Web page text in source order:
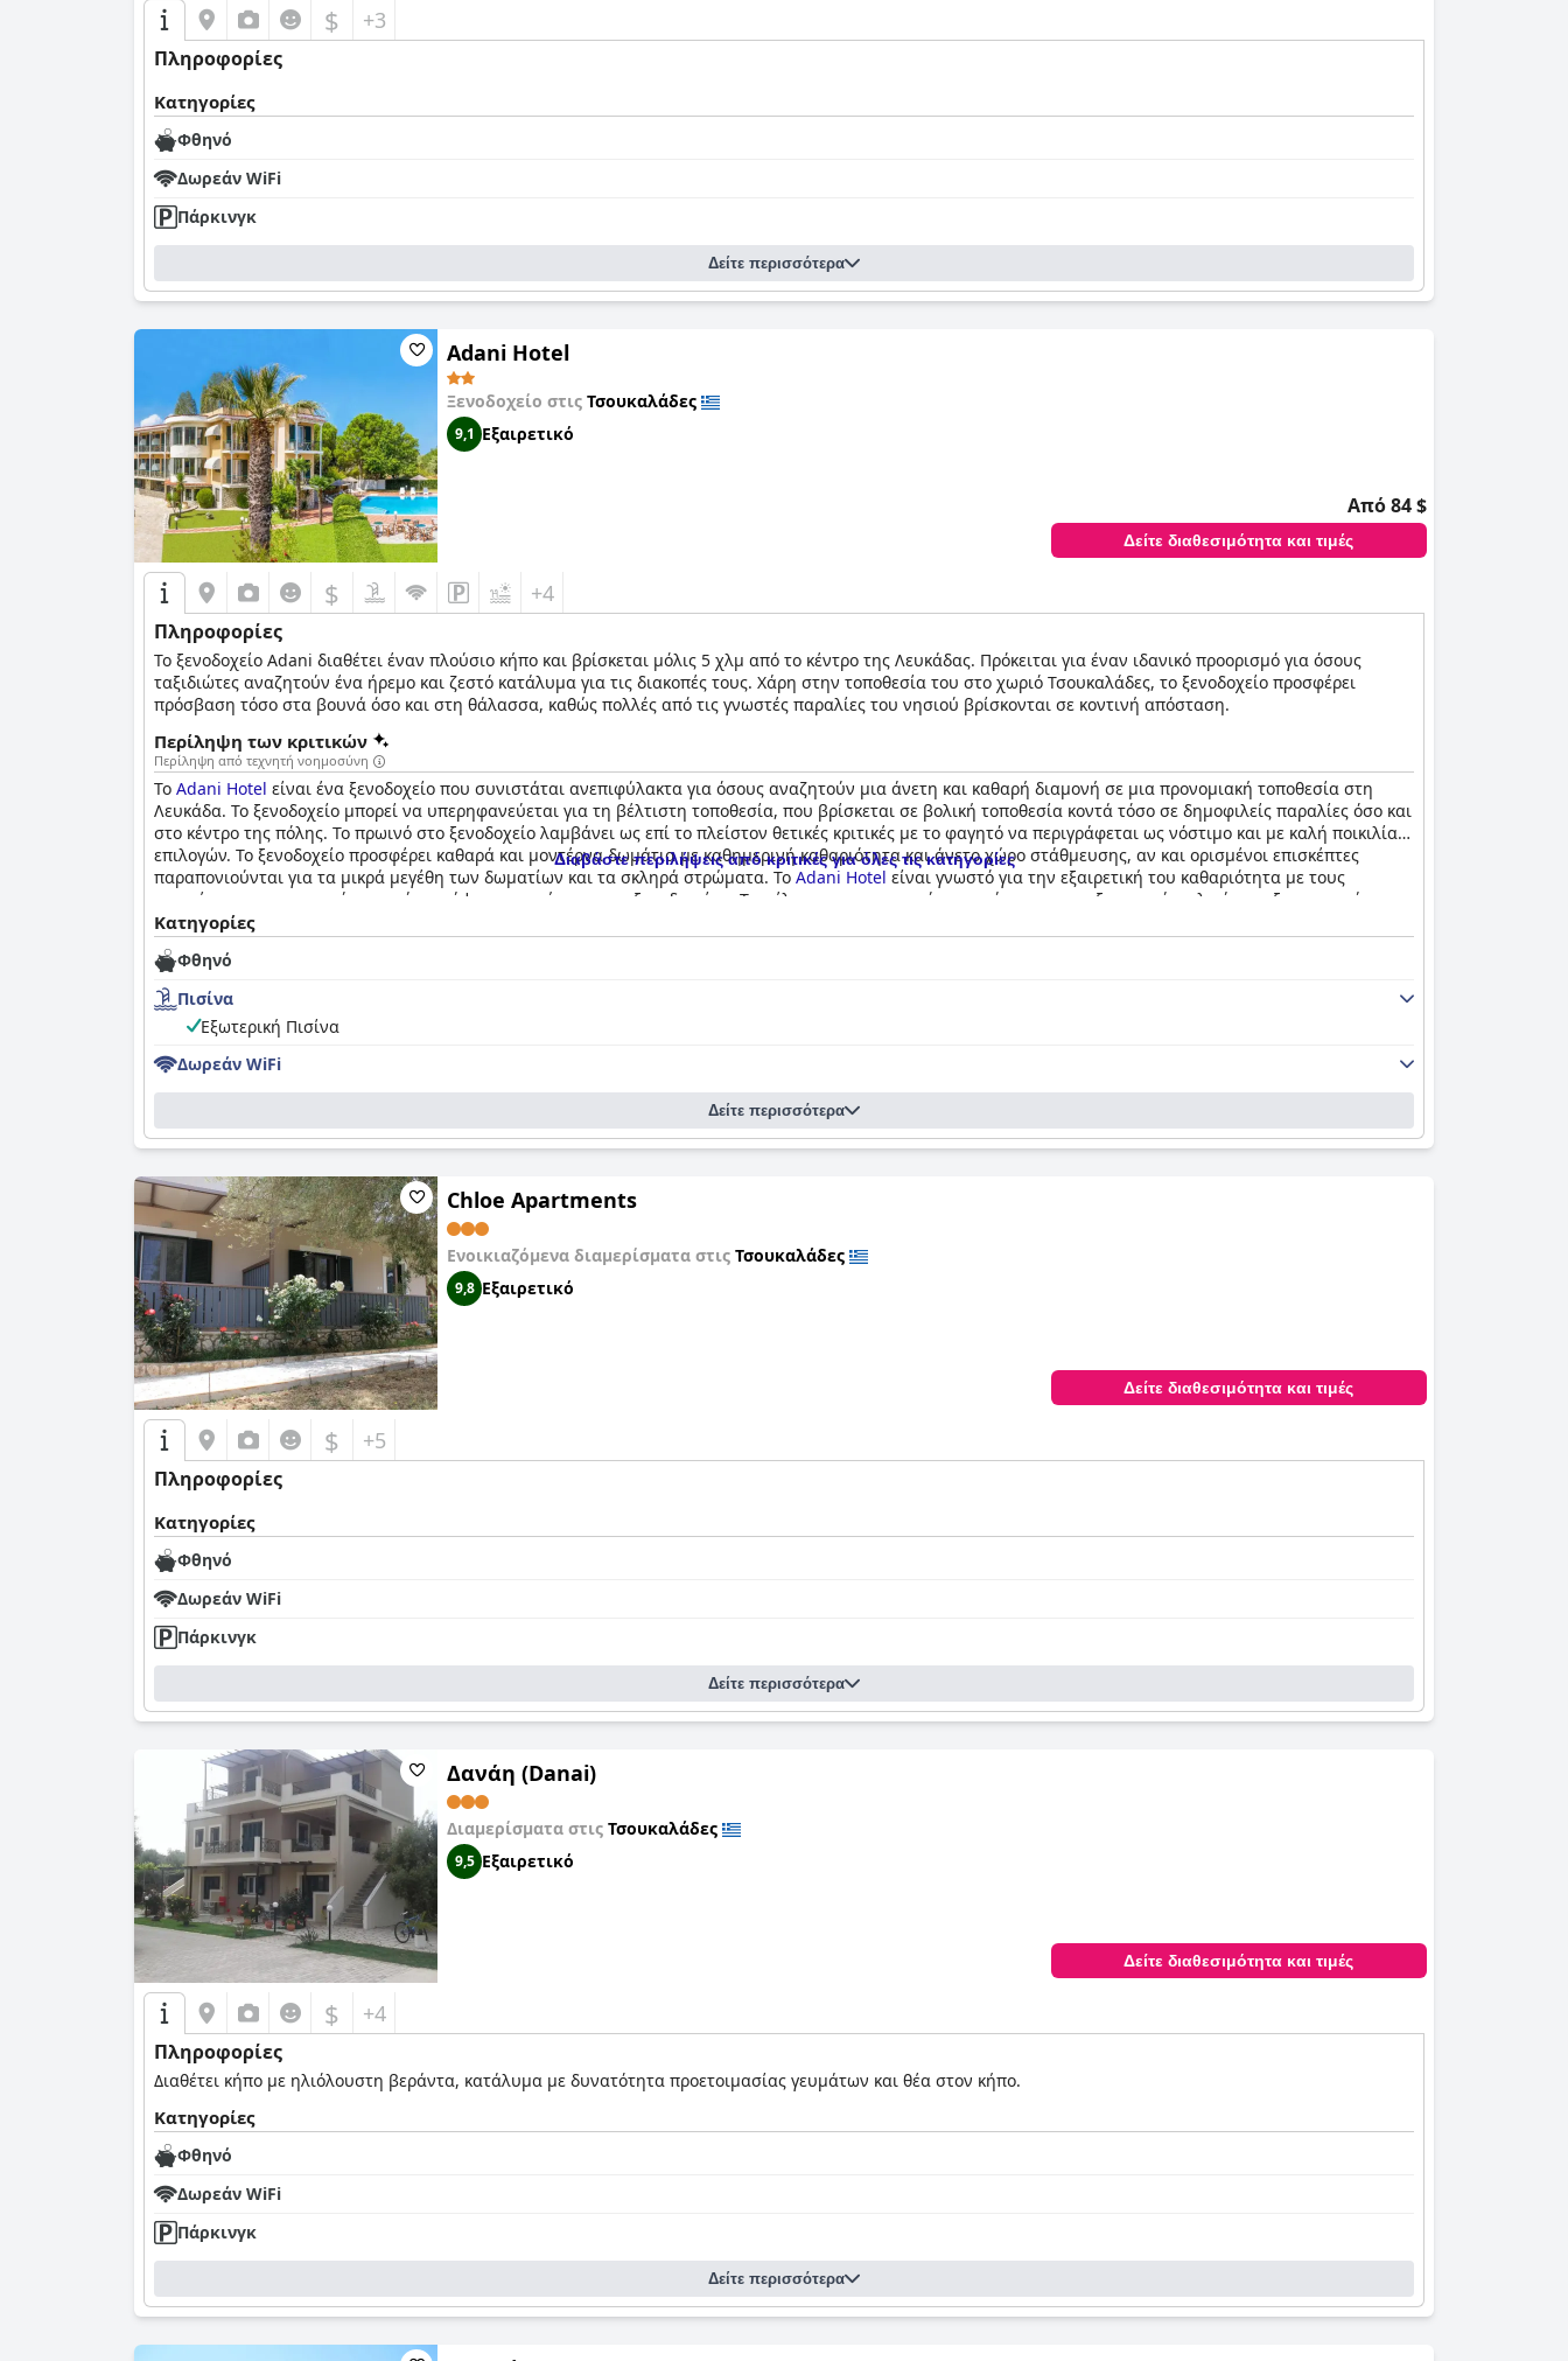
$ +3
Πληροφορίες
Κατηγορίες
Φθηνό
Δωρεάν WiFi
Πάρκινγκ
Δείτε περισσότερα
Adani Hotel
Ξενοδοχείο στις Τσουκαλάδες
9,1 Εξαιρετικό
Από 84 $
Δείτε διαθεσιμότητα και τιμές
$ +4
Πληροφορίες
Το ξενοδοχείο Adani διαθέτει έναν πλούσιο κήπο και βρίσκεται μόλις 5 χλμ από το κέντρο της Λευκάδας. Πρόκειται για έναν ιδανικό προορισμό για όσους
ταξιδιώτες αναζητούν ένα ήρεμο και ζεστό κατάλυμα για τις διακοπές τους. Χάρη στην τοποθεσία του στο χωριό Τσουκαλάδες, το ξενοδοχείο προσφέρει
πρόσβαση τόσο στα βουνά όσο και στη θάλασσα, καθώς πολλές από τις γνωστές παραλίες του νησιού βρίσκονται σε κοντινή απόσταση.
Περίληψη των κριτικών
Περίληψη από τεχνητή νοημοσύνη
Το Adani Hotel είναι ένα ξενοδοχείο που συνιστάται ανεπιφύλακτα για όσους αναζητούν μια άνετη και καθαρή διαμονή σε μια προνομιακή τοποθεσία στη
Λευκάδα. Το ξενοδοχείο μπορεί να υπερηφανεύεται για τη βέλτιστη τοποθεσία, που βρίσκεται σε βολική τοποθεσία κοντά τόσο σε δημοφιλείς παραλίες όσο και
στο κέντρο της πόλης. Το πρωινό στο ξενοδοχείο λαμβάνει ως επί το πλείστον θετικές κριτικές με το φαγητό να περιγράφεται ως νόστιμο και με καλή ποικιλία
επιλογών. Το ξενοδοχείο προσφέρει καθαρά και μοντέρνα δωμάτια με καθημερινή καθαριότητα και άνετο χώρο στάθμευσης, αν και ορισμένοι επισκέπτες
παραπονιούνται για τα μικρά μεγέθη των δωματίων και τα σκληρά στρώματα. Το Adani Hotel είναι γνωστό για την εξαιρετική του καθαριότητα με τους
επισκέπτες να επικροτούν συχνά την άψογη συντήρηση του ξενοδοχείου. Τα μέλη του προσωπικού περιγράφονται ως εξαιρετικά, φιλικά και εξυπηρετικά,
υπερβαίνοντας πάντα τα όρια για να εξασφαλίσουν στους επισκέπτες μια εξαιρετική εμπειρία. Το ξενοδοχείο διαθέτει μια φανταστική πισίνα που λαμβάνει
πολλούς επαίνους από τους επισκέπτες και η κατάσταση στάθμευσης στο ξενοδοχείο είναι ασφαλής και προστατευμένη. Σε γενικές γραμμές, τοAdani Hotel
προσφέρει εξαιρετική σχέση ποιότητας-τιμής με συντριπτικά θετικές κριτικές.
Διαβάστε περιλήψεις από κριτικές για όλες τις κατηγορίες
Κατηγορίες
Φθηνό
Πισίνα
Εξωτερική Πισίνα
Δωρεάν WiFi
Δείτε περισσότερα
Chloe Apartments
Ενοικιαζόμενα διαμερίσματα στις Τσουκαλάδες
9,8 Εξαιρετικό
Δείτε διαθεσιμότητα και τιμές
$ +5
Πληροφορίες
Κατηγορίες
Φθηνό
Δωρεάν WiFi
Πάρκινγκ
Δείτε περισσότερα
Δανάη (Danai)
Διαμερίσματα στις Τσουκαλάδες
9,5 Εξαιρετικό
Δείτε διαθεσιμότητα και τιμές
$ +4
Πληροφορίες
Διαθέτει κήπο με ηλιόλουστη βεράντα, κατάλυμα με δυνατότητα προετοιμασίας γευμάτων και θέα στον κήπο.
Κατηγορίες
Φθηνό
Δωρεάν WiFi
Πάρκινγκ
Δείτε περισσότερα